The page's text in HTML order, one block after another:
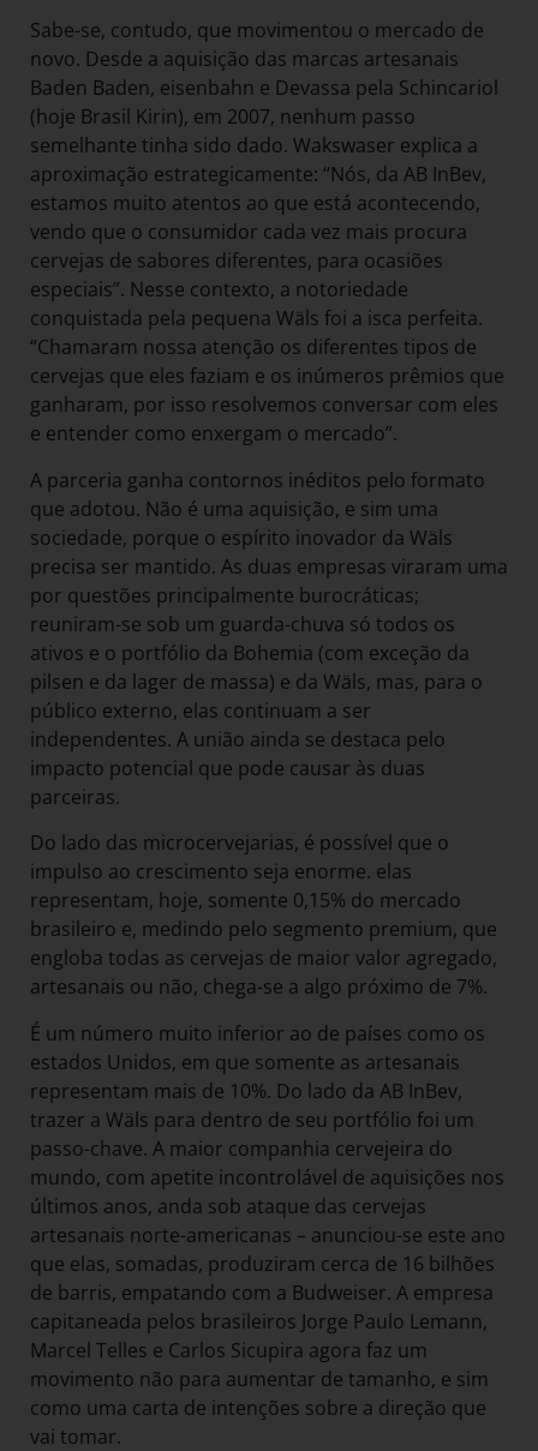
Sabe-se, contudo, que movimentou o mercado de
novo. Desde a aquisição das marcas artesanais
Baden Baden, eisenbahn e Devassa pela Schincariol
(hoje Brasil Kirin), em 2007, nenhum passo
semelhante tinha sido dado. Wakswaser explica a
aproximação estrategicamente: “Nós, da AB InBev,
estamos muito atentos ao que está acontecendo,
vendo que o consumidor cada vez mais procura
cervejas de sabores diferentes, para ocasiões
especiais”. Nesse contexto, a notoriedade
conquistada pela pequena Wäls foi a isca perfeita.
“Chamaram nossa atenção os diferentes tipos de
cervejas que eles faziam e os inúmeros prêmios que
ganharam, por isso resolvemos conversar com eles
e entender como enxergam o mercado”.
A parceria ganha contornos inéditos pelo formato
que adotou. Não é uma aquisição, e sim uma
sociedade, porque o espírito inovador da Wäls
precisa ser mantido. As duas empresas viraram uma
por questões principalmente burocráticas;
reuniram-se sob um guarda-chuva só todos os
ativos e o portfólio da Bohemia (com exceção da
pilsen e da lager de massa) e da Wäls, mas, para o
público externo, elas continuam a ser
independentes. A união ainda se destaca pelo
impacto potencial que pode causar às duas
parceiras.
Do lado das microcervejarias, é possível que o
impulso ao crescimento seja enorme. elas
representam, hoje, somente 0,15% do mercado
brasileiro e, medindo pelo segmento premium, que
engloba todas as cervejas de maior valor agregado,
artesanais ou não, chega-se a algo próximo de 7%.
É um número muito inferior ao de países como os
estados Unidos, em que somente as artesanais
representam mais de 10%. Do lado da AB InBev,
trazer a Wäls para dentro de seu portfólio foi um
passo-chave. A maior companhia cervejeira do
mundo, com apetite incontrolável de aquisições nos
últimos anos, anda sob ataque das cervejas
artesanais norte-americanas – anunciou-se este ano
que elas, somadas, produziram cerca de 16 bilhões
de barris, empatando com a Budweiser. A empresa
capitaneada pelos brasileiros Jorge Paulo Lemann,
Marcel Telles e Carlos Sicupira agora faz um
movimento não para aumentar de tamanho, e sim
como uma carta de intenções sobre a direção que
vai tomar.